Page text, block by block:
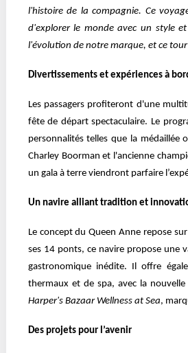
l'histoire de la compagnie. Ce
d'explorer le monde avec un style
l'évolution de notre marque, et ce
Divertissements et expériences à
Les passagers profiteront d'une
fête de départ spectaculaire. Le
personnalités telles que la médaillée
Charley Boorman et l'ancienne
un gala à terre viendront parfaire
Un navire alliant tradition et
Le concept du Queen Anne repose
ses 14 ponts, ce navire propose une
gastronomique inédite. Il offre
thermaux et de spa, avec la
Harper's Bazaar Wellness at Sea,
Des projets pour l’avenir